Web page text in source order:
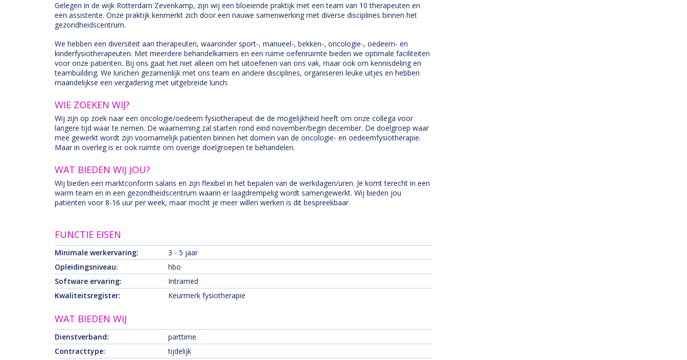
Gelegen in de wijk Rotterdam Zevenkamp, zijn wij een bloeiende praktijk met een team van 10 therapeuten en
een assistente. Onze praktijk kenmerkt zich door een nauwe samenwerking met diverse disciplines binnen het
gezondheidscentrum.
We hebben een diversiteit aan therapeuten, waaronder sport-, manueel-, bekken-, oncologie-, oedeem- en
kinderfysiotherapeuten. Met meerdere behandelkamers en een ruime oefenruimte bieden we optimale faciliteiten
voor onze patiënten. Bij ons gaat het niet alleen om het uitoefenen van ons vak, maar ook om kennisdeling en
teambuilding. We lunchen gezamenlijk met ons team en andere disciplines, organiseren leuke uitjes en hebben
maandelijkse een vergadering met uitgebreide lunch.
WIE ZOEKEN WIJ?
Wij zijn op zoek naar een oncologie/oedeem fysiotherapeut die de mogelijkheid heeft om onze collega voor
langere tijd waar te nemen. De waarneming zal starten rond eind november/begin december. De doelgroep waar
mee gewerkt wordt zijn voornamelijk patiënten binnen het domein van de oncologie- en oedeemfysiotherapie.
Maar in overleg is er ook ruimte om overige doelgroepen te behandelen.
WAT BIEDEN WIJ JOU?
Wij bieden een marktconform salaris en zijn flexibel in het bepalen van de werkdagen/uren. Je komt terecht in een
warm team en in een gezondheidscentrum waarin er laagdrempelig wordt samengewerkt. Wij bieden jou
patiënten voor 8-16 uur per week, maar mocht je meer willen werken is dit bespreekbaar.
FUNCTIE EISEN
Minimale werkervaring:
3 - 5 jaar
Opleidingsniveau:
hbo
Software ervaring:
Intramed
Kwaliteitsregister:
Keurmerk fysiotherapie
WAT BIEDEN WIJ
Dienstverband:
parttime
Contracttype:
tijdelijk